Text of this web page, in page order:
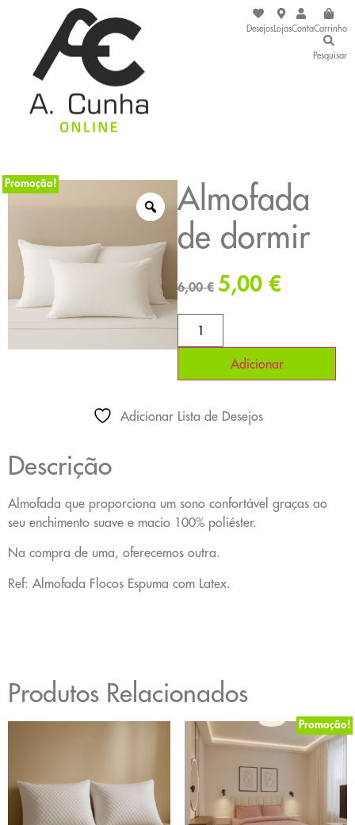
DesejosLojasContaCarrinho
Pesquisar
Promoção!
Almofada
de dormir
6,00€ 5,00 €
Adicionar
Adicionar Lista de Desejos
Descrição
Almofada que proporciona um sono confortável graças ao
seu enchimento suave e macio 100% poliéster.
Na compra de uma, oferecemos outra.
Ref: Almofada Flocos Espuma com Latex.
Produtos Relacionados
Promoção!